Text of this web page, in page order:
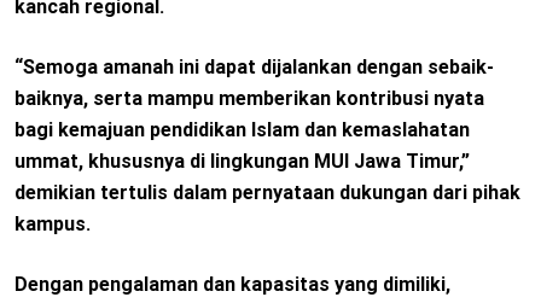
kancah regional.
“Semoga amanah ini dapat dijalankan dengan sebaik-
baiknya, serta mampu memberikan kontribusi nyata
bagi kemajuan pendidikan Islam dan kemaslahatan
ummat, khususnya di lingkungan MUI Jawa Timur,”
demikian tertulis dalam pernyataan dukungan dari pihak
kampus.
Dengan pengalaman dan kapasitas yang dimiliki,